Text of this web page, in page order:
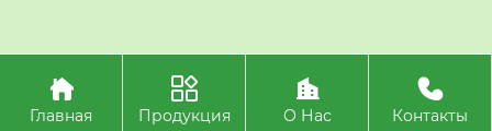
Авторское право©ООО
Фошань Саньшуй Молодые Растения

Главная

Продукция

О Нас

Контакты